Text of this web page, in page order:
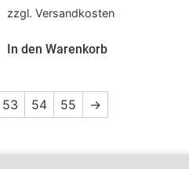
zzgl. Versandkosten
In den Warenkorb
53 54 55 →